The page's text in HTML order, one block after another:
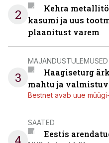
2
Kehra
kasumi ja uus
plaanitust varem
3
MAJANDUSTULEMUSED
Haagiseturg
mahtu ja
Bestnet avab uue
SAATED
Eestis